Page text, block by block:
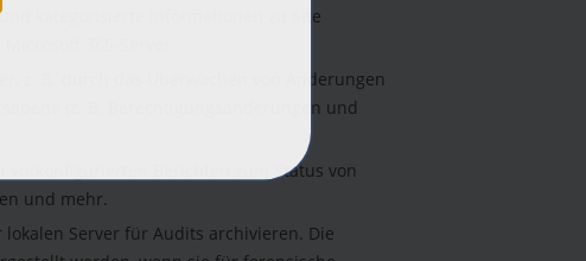
kategorisierte Informationen zu Site
365-Server.
z. B. durch das Überwachen von Änderungen
(z. B. Berechtigungsänderungen und
vorkonfigurierten Berichten zum Status von
und mehr.
Server für Audits archivieren. Die